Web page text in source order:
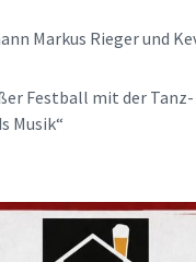
Markus Rieger und
mit der Tanz-
Musik“